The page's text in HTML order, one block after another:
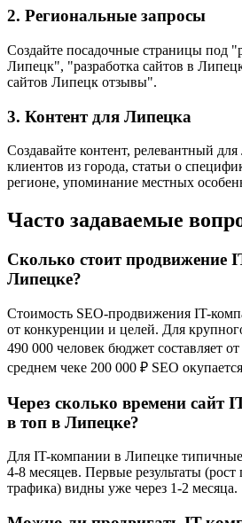
2. Региональные запросы
Создайте посадочные страницы под
Липецк", "разработка сайтов в
сайтов Липецк отзывы".
3. Контент для Липецка
Создавайте контент, релевантный
клиентов из города, статьи о
регионе, упоминание местных
Часто задаваемые
Сколько стоит продвижение
Липецке?
Стоимость SEO-продвижения IT-
от конкуренции и целей. Для
490 000 человек бюджет составляет
среднем чеке 200 000 ₽ SEO
Через сколько времени сайт
в топ в Липецке?
Для IT-компании в Липецке
4-8 месяцев. Первые результаты
трафика) видны уже через 1-2 месяца.